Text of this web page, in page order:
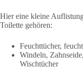
Hier eine kleine
Toilette gehören:
Feuchttücher,
Windeln,
Wischtücher